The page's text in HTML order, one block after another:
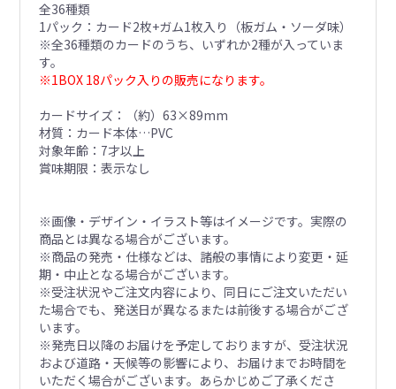
全36種類
1パック：カード2枚+ガム1枚入り（板ガム・ソーダ味）
※全36種類のカードのうち、いずれか2種が入っていま
す。
※1BOX 18パック入りの販売になります。
カードサイズ：（約）63×89mm
材質：カード本体…PVC
対象年齢：7才以上
賞味期限：表示なし
※画像・デザイン・イラスト等はイメージです。実際の
商品とは異なる場合がございます。
※商品の発売・仕様などは、諸般の事情により変更・延
期・中止となる場合がございます。
※受注状況やご注文内容により、同日にご注文いただい
た場合でも、発送日が異なるまたは前後する場合がござ
います。
※発売日以降のお届けを予定しておりますが、受注状況
および道路・天候等の影響により、お届けまでお時間を
いただく場合がございます。あらかじめご了承くださ